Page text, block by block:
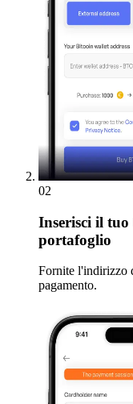
02
Inserisci il tuo
portafoglio
Fornite l'indirizzo
pagamento.